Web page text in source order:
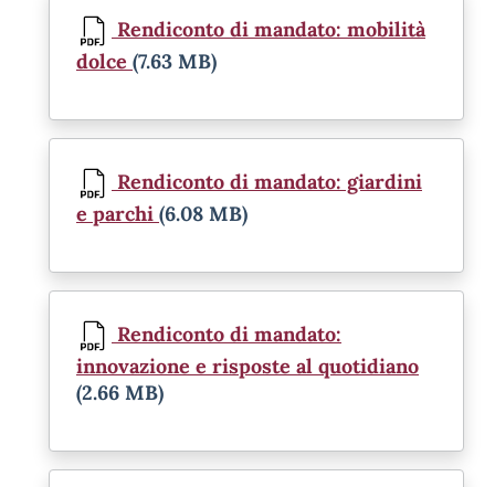
Rendiconto di mandato: mobilità
dolce (7.63 MB)
Rendiconto di mandato: giardini
e parchi (6.08 MB)
Rendiconto di mandato:
innovazione e risposte al quotidiano
(2.66 MB)